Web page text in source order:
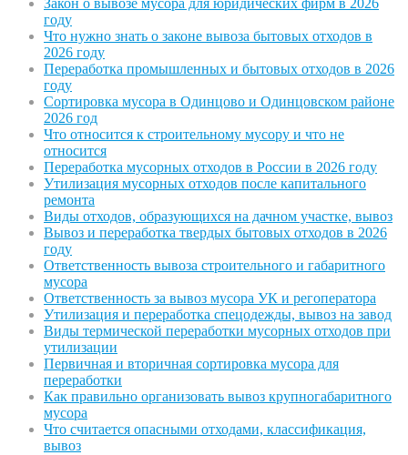
Закон о вывозе мусора для юридических фирм в 2026
году
Что нужно знать о законе вывоза бытовых отходов в
2026 году
Переработка промышленных и бытовых отходов в 2026
году
Сортировка мусора в Одинцово и Одинцовском районе
2026 год
Что относится к строительному мусору и что не
относится
Переработка мусорных отходов в России в 2026 году
Утилизация мусорных отходов после капитального
ремонта
Виды отходов, образующихся на дачном участке, вывоз
Вывоз и переработка твердых бытовых отходов в 2026
году
Ответственность вывоза строительного и габаритного
мусора
Ответственность за вывоз мусора УК и регоператора
Утилизация и переработка спецодежды, вывоз на завод
Виды термической переработки мусорных отходов при
утилизации
Первичная и вторичная сортировка мусора для
переработки
Как правильно организовать вывоз крупногабаритного
мусора
Что считается опасными отходами, классификация,
вывоз